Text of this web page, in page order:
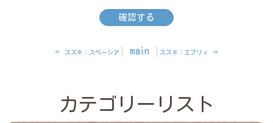
« スズキ：スペーシア main スズキ：エブリィ »
カテゴリーリスト